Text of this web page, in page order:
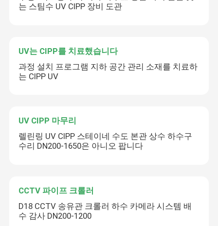
는 스팀수 UV CIPP 장비 도관
UV는 CIPP를 치료했습니다
과정 설치 프로그램 지하 공간 관리 소재를 치료하
는 CIPP UV
UV CIPP 마무리
렐린링 UV CIPP 스테이네 수도 본관 상수 하수구
수리 DN200-1650은 아니오 팝니다
CCTV 파이프 크롤러
D18 CCTV 송유관 크롤러 하수 카메라 시스템 배
수 감사 DN200-1200